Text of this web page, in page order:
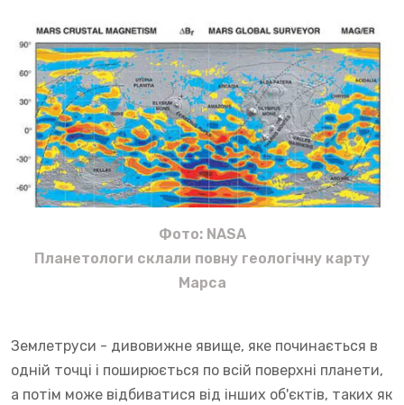
Фото: NASA
Планетологи склали повну геологічну карту
Марса
Землетруси - дивовижне явище, яке починається в
одній точці і поширюється по всій поверхні планети,
а потім може відбиватися від інших об'єктів, таких як